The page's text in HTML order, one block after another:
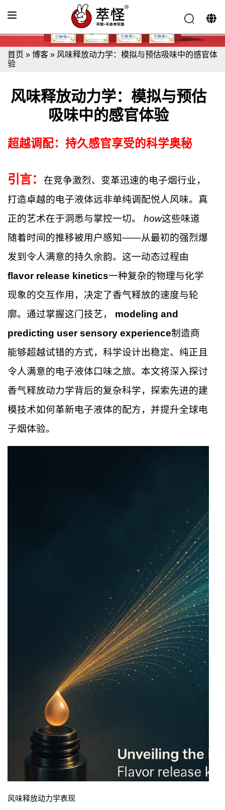
首页 » 博客 » 风味释放动力学：模拟与预估吸味中的感官体
验
风味释放动力学：模拟与预估
吸味中的感官体验
超越调配：持久感官享受的科学奥秘
引言：
在竞争激烈、变革迅速的电子烟行业，
打造卓越的电子液体远非单纯调配悦人风味。真
正的艺术在于洞悉与掌控一切。 how这些味道
随着时间的推移被用户感知——从最初的强烈爆
发到令人满意的持久余韵。这一动态过程由
flavor release kinetics一种复杂的物理与化学
现象的交互作用，决定了香气释放的速度与轮
廓。通过掌握这门技艺， modeling and
predicting user sensory experience制造商
能够超越试错的方式，科学设计出稳定、纯正且
令人满意的电子液体口味之旅。本文将深入探讨
香气释放动力学背后的复杂科学，探索先进的建
模技术如何革新电子液体的配方，并提升全球电
子烟体验。
风味释放动力学表现